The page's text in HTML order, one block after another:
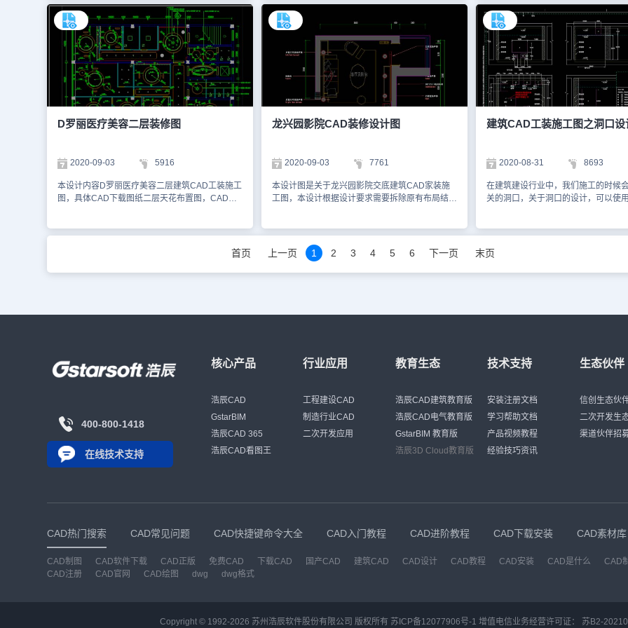
CAD图层分层绘制相关功能和线型位置尺寸，具
体图纸见下面截图，你可以使用浩辰CAD看图王
进行在线查看，便于参考。本素材仅用于互相学习
资料，请勿商用。更多图纸库资源可访问浩辰
CAD官网进行学习。1、 一楼原始结构图 2、 一
楼平面布置图 3、 一楼立面索引图 4、一楼天花吊
顶图 5、一楼天花尺寸图
50年，本设计改造不设计消防改造，根据规范和
相关要求得到CAD制图软件图纸，下面CAD下载
相关图纸截图，具体图纸见下面截图，你可以使用
浩辰CAD看图王进行在线查看，便于参考。本素
材仅用于互相学习资料，请勿商用。更多图纸库资
源可访问浩辰CAD官网进行学习。1、四层现状平
面图 2、四层平面布置图 3、四层墙体定位图 4、
四层地面铺装图 5、四层顶面布置图
图、具体平面尺寸图、顶帽布置图、
有插座和设计电量平面图相关电量系
件数量统计表等，还有相关柜体和布
设计图，绘图主要CAD图层选不同插
面门窗等设计位置，以下为您截图了
览图，如下您可以使用浩辰CAD或浩
王查看DWG图纸。本图纸作为学习资
勿用于商业用途。1、平面方案图 2、
图 3、顶帽布置图 4、灯具布置图 5
D罗丽医疗美容二层装修图
2020-09-03 5916
本设计内容D罗丽医疗美容二层建筑CAD工装施工
图，具体CAD下载图纸二层天花布置图，CAD图
径还有注意标高设置。设计CAD制图软件图纸提
供给大家，具体图纸见下面截图，你可以使用浩辰
于互相学习资料，请勿商用。更多图纸库资源可访
龙兴园影院CAD装修设计图
2020-09-03 7761
本设计图是关于龙兴园影院交底建筑CAD家装施
工图，本设计根据设计要求需要拆除原有布局结
根据私人影院用途设计环境污染控制要求和隔音要
求设计，CAD下载相关图纸CAD制图软件dwg图
纸提供给大家，具体图纸见下面截图，你可以使用
浩辰CAD看图王进行在线查看，便于参考。本素
建筑CAD工装施工图之洞口设
2020-08-31 8693
在建筑建设行业中，我们施工的时候
关的洞口，关于洞口的设计，可以使
施工图，参考使用。小编为大家整理
设计相关的CAD图纸提供给大家，大
网进行在线查看等，以便于参考。本
首页 上一页 1 2 3 4 5 6 下一页 末页
400-800-1418
在线技术支持
核心产品
浩辰CAD
GstarBIM
浩辰CAD 365
浩辰CAD看图王
行业应用
工程建设CAD
制造行业CAD
二次开发应用
教育生态
浩辰CAD建筑教育版
浩辰CAD电气教育版
GstarBIM 教育版
浩辰3D Cloud教育版
技术支持
安装注册文档
学习帮助文档
产品视频教程
经验技巧资讯
生态伙伴
信创生态伙
二次开发生
渠道伙伴招
CAD热门搜索 CAD常见问题 CAD快捷键命令大全 CAD入门教程 CAD进阶教程 CAD下载安装 CAD素材库
CAD制图 CAD软件下载 CAD正版 免费CAD 下载CAD 国产CAD 建筑CAD CAD设计 CAD教程 CAD安装 CAD是什么
CAD
CAD注册
CAD官网 CAD绘图 dwg dwg格式
Copyright © 1992-2026 苏州浩辰软件股份有限公司 版权所有 苏ICP备12077906号-1 增值电信业务经营许可证： 苏B2-